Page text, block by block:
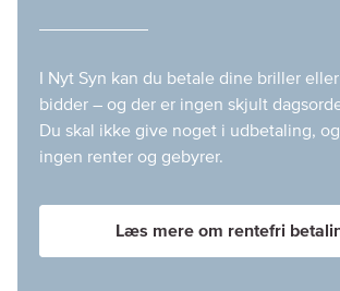
I Nyt Syn kan du betale dine briller
bidder – og der er ingen skjult
Du skal ikke give noget i udbetaling,
ingen renter og gebyrer.
Læs mere om rentefri